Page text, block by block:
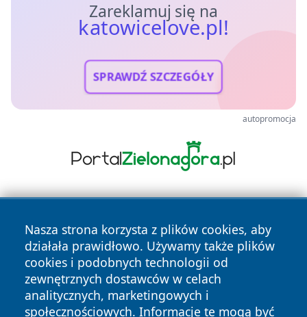
Zareklamuj się na
katowicelove.pl!
SPRAWDŹ SZCZEGÓŁY
autopromocja
Nasza strona korzysta z plików cookies, aby
działała prawidłowo. Używamy także plików
cookies i podobnych technologii od
zewnętrznych dostawców w celach
analitycznych, marketingowych i
społecznościowych. Informacje te mogą być
Copyright © 2026 katowicelove.pl Wszystkie prawa
zastrzeżone.